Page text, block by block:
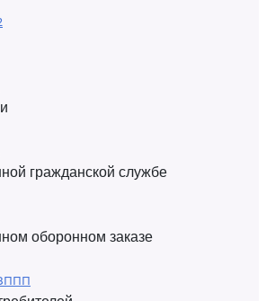
гражданской службе
оборонном заказе
ЗППП